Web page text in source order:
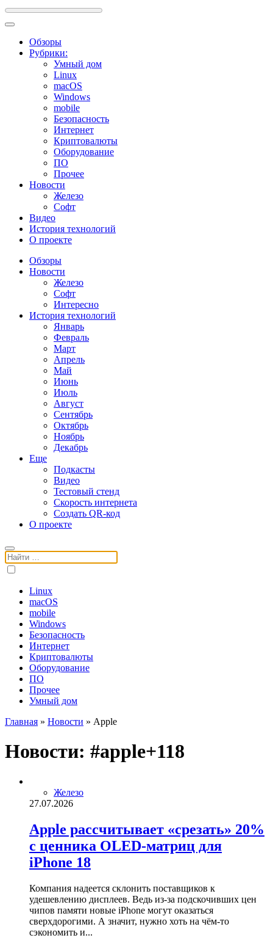
Обзоры
Рубрики:
Умный дом
Linux
macOS
Windows
mobile
Безопасность
Интернет
Криптовалюты
Оборудование
ПО
Прочее
Новости
Железо
Софт
Видео
История технологий
О проекте
Обзоры
Новости
Железо
Софт
Интересно
История технологий
Январь
Февраль
Март
Апрель
Май
Июнь
Июль
Август
Сентябрь
Октябрь
Ноябрь
Декабрь
Еще
Подкасты
Видео
Тестовый стенд
Скорость интернета
Создать QR-код
О проекте
Поиск:
Linux
macOS
mobile
Windows
Безопасность
Интернет
Криптовалюты
Оборудование
ПО
Прочее
Умный дом
Главная » Новости » Apple
Новости: #apple
Железо
27.07.2026
Apple рассчитывает «срезать» 20%
с ценника OLED-матриц для
iPhone 18
Компания надеется склонить поставщиков к
удешевлению дисплеев. Ведь из-за подскочивших цен
чипов памяти новые iPhone могут оказаться
сверхдорогими. А значит, нужно хоть на чём-то
сэкономить и...